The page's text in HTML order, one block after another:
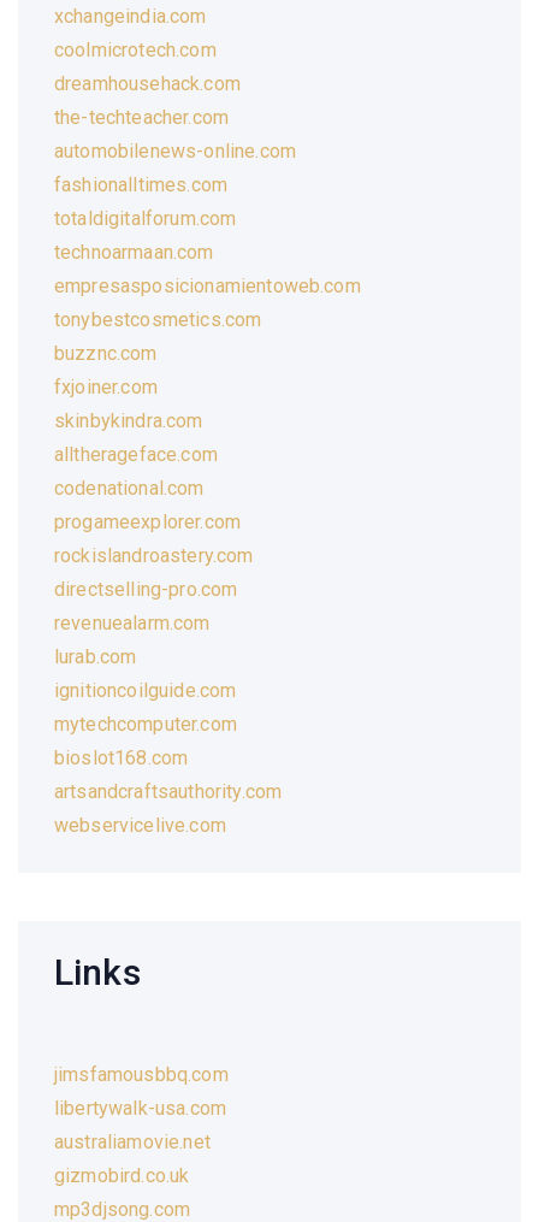
xchangeindia.com
coolmicrotech.com
dreamhousehack.com
the-techteacher.com
automobilenews-online.com
fashionalltimes.com
totaldigitalforum.com
technoarmaan.com
empresasposicionamientoweb.com
tonybestcosmetics.com
buzznc.com
fxjoiner.com
skinbykindra.com
alltherageface.com
codenational.com
progameexplorer.com
rockislandroastery.com
directselling-pro.com
revenuealarm.com
lurab.com
ignitioncoilguide.com
mytechcomputer.com
bioslot168.com
artsandcraftsauthority.com
webservicelive.com
Links
jimsfamousbbq.com
libertywalk-usa.com
australiamovie.net
gizmobird.co.uk
mp3djsong.com